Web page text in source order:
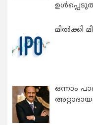
മിൽക്കി
ഒന്നാം